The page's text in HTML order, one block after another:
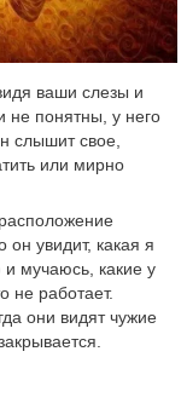
ваши слезы и
понятны, у него
слышит свое,
или мирно
увидит, какая я
и мучаюсь, какие у
не работает.
они видят чужие